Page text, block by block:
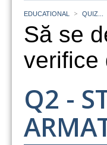
EDUCATIONAL > QUIZ...
Să se
verifice
Q2 -